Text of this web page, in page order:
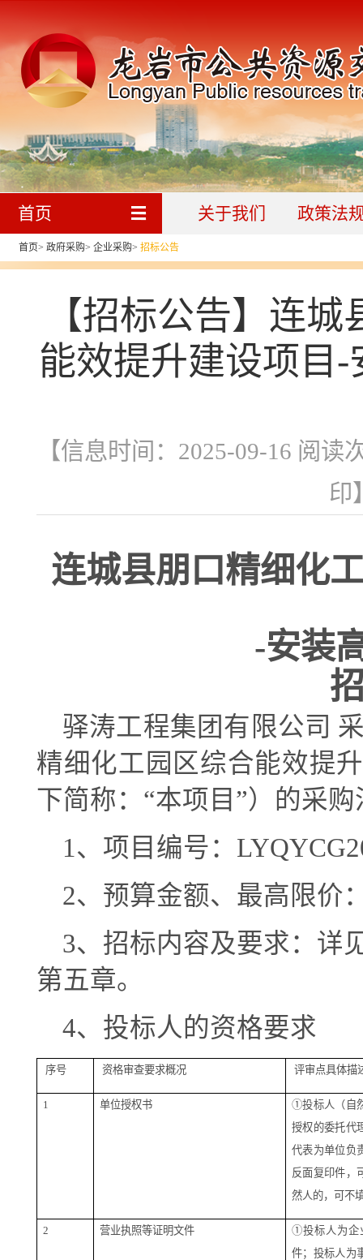
首页 关于我们 政策法
首页> 政府采购> 企业采购> 招标公告
【招标公告】连
能效提升建设项目
【信息时间：2025-09-16 阅读
印
连城县朋口精细化
-安装
驿涛工程集团有限公司
精细化工园区综合能效提
下简称： “本项目”）的采
1、项目编号：
2、预算金额、最高限价
3、招标内容及要求：详
第五章。
4、投标人的资格要求
序号 资格审查要求概况 评审点具体描
1 单位授权书
①投标人（自
授权的委托代
代表为单位负
反面复印件，
然人的，可不
2 营业执照等证明文件
①投标人为企
件；投标人为